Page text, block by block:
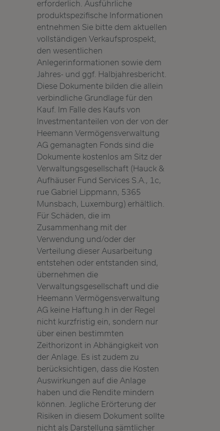
erforderlich. Ausführliche
produktspezifische Informationen
entnehmen Sie bitte dem aktuellen
vollständigen Verkaufsprospekt,
den wesentlichen
Anlegerinformationen sowie dem
Jahres- und ggf. Halbjahresbericht.
Diese Dokumente bilden die allein
verbindliche Grundlage für den
Kauf. Im Falle des Kaufs von
Investmentanteilen von der von der
Heemann Vermögensverwaltung
AG gemanagten Fonds sind die
Dokumente kostenlos am Sitz der
Verwaltungsgesellschaft (Hauck &
Aufhäuser Fund Services S.A., 1c,
rue Gabriel Lippmann, 5365
Munsbach, Luxemburg) erhältlich.
Für Schäden, die im
Zusammenhang mit der
Verwendung und/oder der
Verteilung dieser Ausarbeitung
entstehen oder entstanden sind,
übernehmen die
Verwaltungsgesellschaft und die
Heemann Vermögensverwaltung
AG keine Haftung.h in der Regel
nicht kurzfristig ein, sondern nur
über einen bestimmten
Zeithorizont in Abhängigkeit von
der Anlage. Es ist zudem zu
berücksichtigen, dass die Kosten
Auswirkungen auf die Anlage
haben und die Rendite mindern
können. Jegliche Erörterung der
Risiken in diesem Dokument sollte
nicht als Darstellung sämtlicher